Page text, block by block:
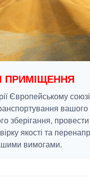
ПРИМІЩЕННЯ
Європейському
вашого
зберігання,
якості та
вимогами.